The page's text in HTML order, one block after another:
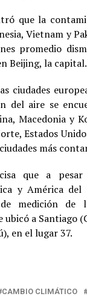
que la
Vietnam y
promedio
Beijing, la capital.
ciudades
del aire se
Macedonia y
Estados
más
que a pesar
y América
medición de
ubicó a Santiago
en el lugar 37.
CAMBIO CLIMÁTICO